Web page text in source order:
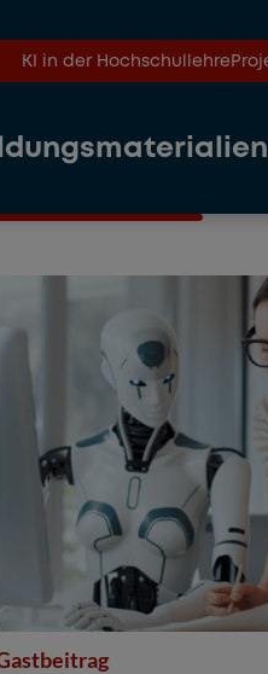
KI in der Hochschullehre